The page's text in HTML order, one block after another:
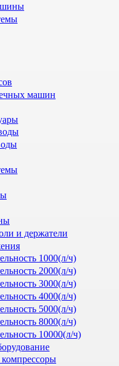
машин
и держатели
1000(л/ч)
2000(л/ч)
3000(л/ч)
4000(л/ч)
5000(л/ч)
8000(л/ч)
10000(л/ч)